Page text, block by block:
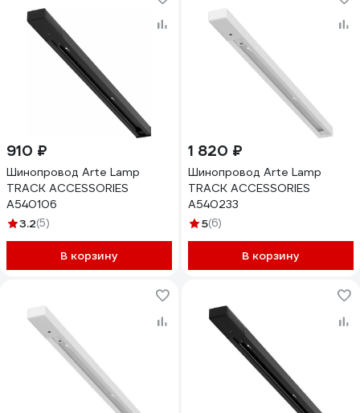
910 ₽
Шинопровод Arte Lamp
TRACK ACCESSORIES
A540106
3.2(5)
В корзину
1 820 ₽
Шинопровод Arte Lamp
TRACK ACCESSORIES
A540233
5(6)
В корзину